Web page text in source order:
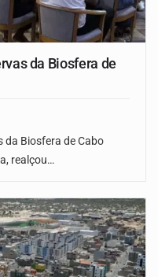
da Biosfera de
da Biosfera de Cabo
realçou…